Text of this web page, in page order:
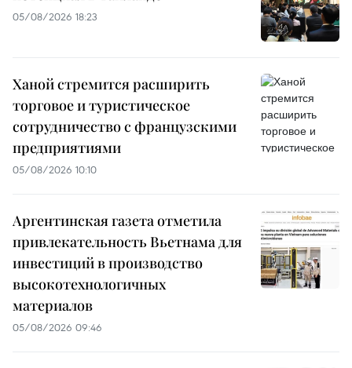
05/08/2026 18:23
Ханой стремится расширить
торговое и туристическое
сотрудничество с французскими
предприятиями
05/08/2026 10:10
Аргентинская газета отметила
привлекательность Вьетнама для
инвестиций в производство
высокотехнологичных
материалов
05/08/2026 09:46